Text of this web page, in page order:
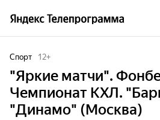
Спорт 12+
"Яркие матчи".
Чемпионат КХЛ.
"Динамо" (Москва)